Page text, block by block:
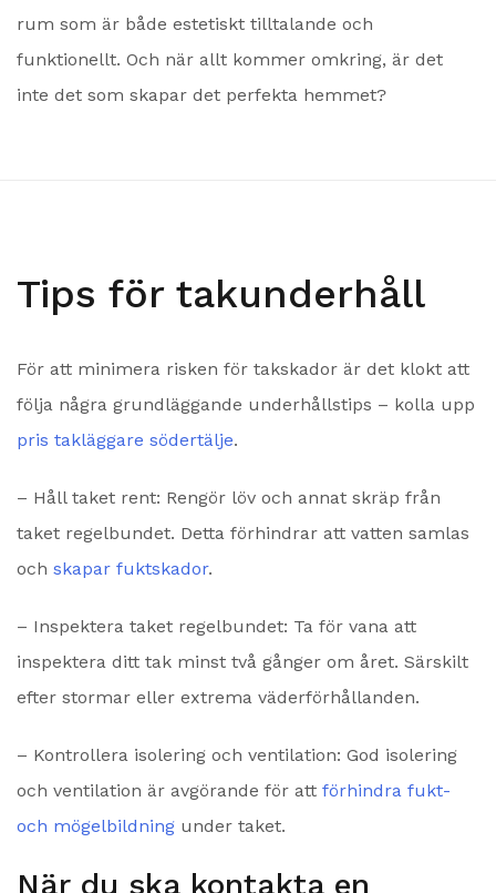
rum som är både estetiskt tilltalande och
funktionellt. Och när allt kommer omkring, är det
inte det som skapar det perfekta hemmet?
Tips för takunderhåll
För att minimera risken för takskador är det klokt att
följa några grundläggande underhållstips – kolla upp
pris takläggare södertälje.
– Håll taket rent: Rengör löv och annat skräp från
taket regelbundet. Detta förhindrar att vatten samlas
och skapar fuktskador.
– Inspektera taket regelbundet: Ta för vana att
inspektera ditt tak minst två gånger om året. Särskilt
efter stormar eller extrema väderförhållanden.
– Kontrollera isolering och ventilation: God isolering
och ventilation är avgörande för att förhindra fukt-
och mögelbildning under taket.
När du ska kontakta en